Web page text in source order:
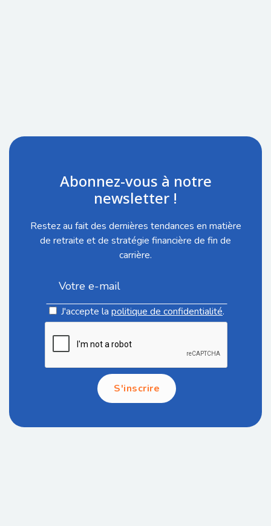
Abonnez-vous à notre
newsletter !
Restez au fait des dernières tendances en matière
de retraite et de stratégie financière de fin de
carrière.
J'accepte la politique de confidentialité.